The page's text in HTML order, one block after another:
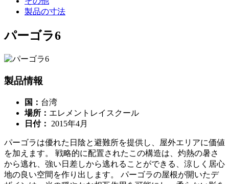
製品の寸法
パーゴラ6
製品情報
国： 台湾
場所： エレメントレイスクール
日付：
2015年4月
パーゴラは優れた日陰と避難所を提供し、屋外エリアに価値
を加えます。 戦略的に配置されたこの構造は、灼熱の暑さ
から逃れ、強い日差しから逃れることができる、涼しく居心
地の良い空間を作り出します。 パーゴラの屋根が開いたデ